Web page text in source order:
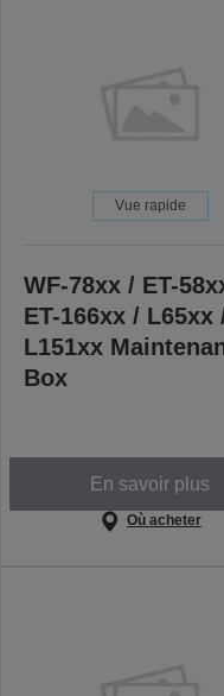
Vue rapide
WF-78xx / ET-
ET-166xx / L65xx
L151xx
Box
En savoir plus
Où acheter